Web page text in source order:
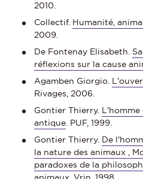
2010.
Collectif. Humanité,
2009.
De Fontenay Elisabeth.
réflexions sur la cause
Agamben Giorgio.
Rivages, 2006.
Gontier Thierry. L'homme
antique. PUF, 1999.
Gontier Thierry. De
la nature des animaux ,
paradoxes de la